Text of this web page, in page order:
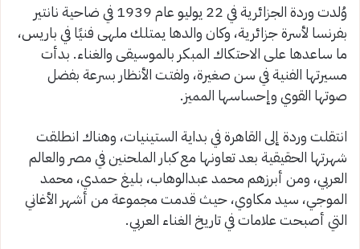
وُلدت وردة الجزائرية في 22 يوليو عام 1939 في ضاحية نانتير
بفرنسا لأسرة جزائرية، وكان والدها يمتلك ملهى فنيًا في باريس،
ما ساعدها على الاحتكاك المبكر بالموسيقى والغناء. بدأت
مسيرتها الفنية في سن صغيرة، ولفتت الأنظار بسرعة بفضل
صوتها القوي وإحساسها المميز.
انتقلت وردة إلى القاهرة في بداية الستينيات، وهناك انطلقت
شهرتها الحقيقية بعد تعاونها مع كبار الملحنين في مصر والعالم
العربي، ومن أبرزهم محمد عبدالوهاب، بليغ حمدي، محمد
الموجي، سيد مكاوي، حيث قدمت مجموعة من أشهر الأغاني
التي أصبحت علامات في تاريخ الغناء العربي.